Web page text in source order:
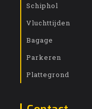
Schiphol
Vluchttijden
Bagage
Parkeren
Plattegrond